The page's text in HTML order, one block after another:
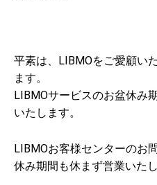
平素は、LIBMOをご愛顧い
ます。
LIBMOサービスのお盆休み
いたします。
LIBMOお客様センターのお
休み期間も休まず営業いたし